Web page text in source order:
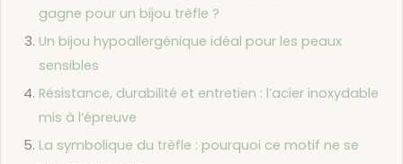
gagne pour un bijou trèfle ?
Un bijou hypoallergénique idéal pour les peaux
sensibles
Résistance, durabilité et entretien : l’acier inoxydable
mis à l’épreuve
La symbolique du trèfle : pourquoi ce motif ne se